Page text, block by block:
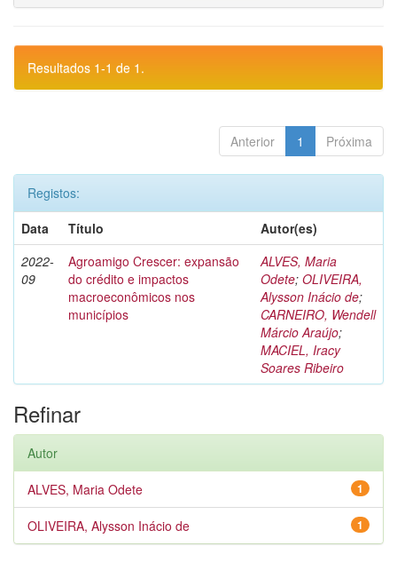
Resultados 1-1 de 1.
Anterior 1 Próxima
Registos:
Data
Título
Autor(es)
2022-
09
Agroamigo Crescer: expansão
do crédito e impactos
macroeconômicos nos
municípios
ALVES, Maria
Odete; OLIVEIRA,
Alysson Inácio de;
CARNEIRO, Wendell
Márcio Araújo;
MACIEL, Iracy
Soares Ribeiro
Refinar
Autor
1
ALVES, Maria Odete
1
OLIVEIRA, Alysson Inácio de